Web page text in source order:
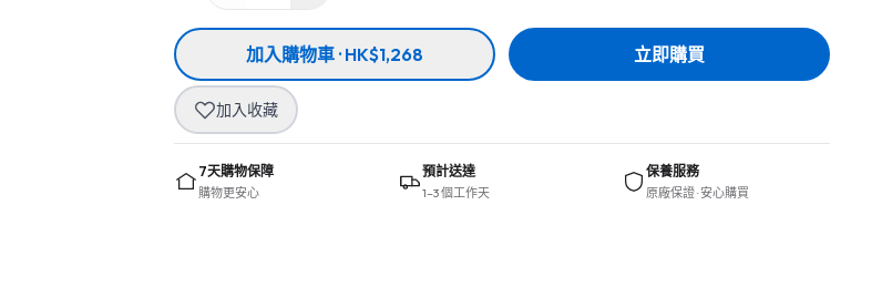
加入購物車 · HK$1,268 立即購買
加入收藏
7天購物保障
購物更安心
預計送達
1–3 個工作天
保養服務
原廠保證 · 安心購買